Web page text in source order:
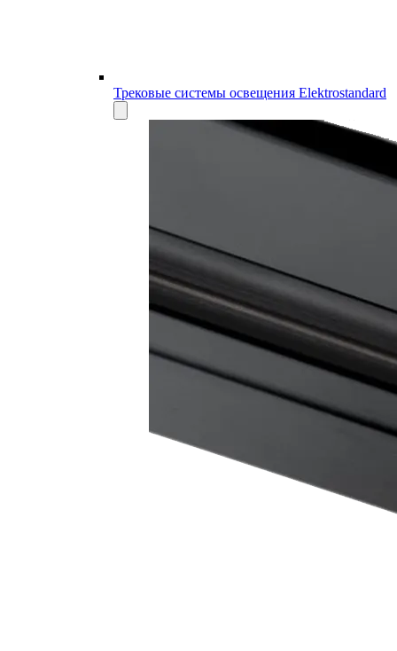
Трековые системы освещения Elektrostandard